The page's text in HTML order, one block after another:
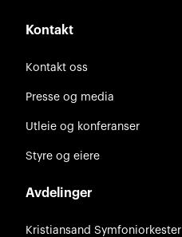
Kontakt
Kontakt oss
Presse og media
Utleie og konferanser
Styre og eiere
Avdelinger
Kristiansand Symfoniorkester